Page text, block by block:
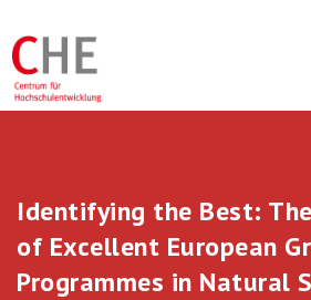
Identifying the Best: The
of Excellent European
Programmes in Natural